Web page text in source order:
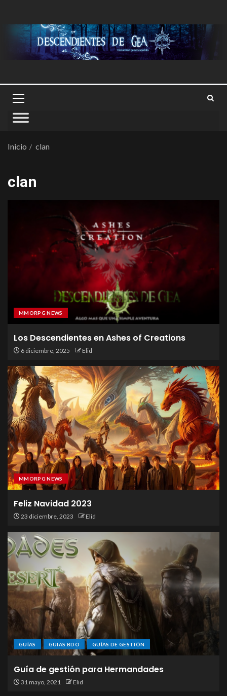
Inicio clan
clan
MMORPG NEWS
Los Descendientes en Ashes of Creations
6 diciembre, 2025 Elid
MMORPG NEWS
Feliz Navidad 2023
23 diciembre, 2023 Elid
GUÍAS GUIAS BDO GUÍAS DE GESTIÓN
Guía de gestión para Hermandades
31 mayo, 2021 Elid